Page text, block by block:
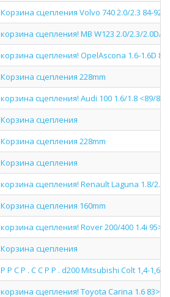
Корзина сцепления Volvo 740 2.0/2.3 84-92
корзина сцепления! MB W123 2.0/2.3/2.0D/
корзина сцепления! OpelAscona 1.6-1.6D
Корзина сцепления 228mm
корзина сцепления! Audi 100 1.6/1.8 <89/80,
Корзина сцепления
Корзина сцепления 228mm
Корзина сцепления
корзина сцепления! Renault Laguna 1.8/2.0
Корзина сцепления 160mm
корзина сцепления! Rover 200/400 1.4i 95>
Корзина сцепления
Р Р С Р . С С Р Р . d200 Mitsubishi Colt 1,4-1,6
корзина сцепления! Toyota Carina 1.6 83>/